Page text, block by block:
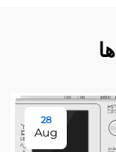
28
Aug